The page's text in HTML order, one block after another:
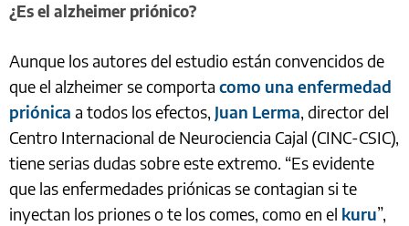
¿Es el alzheimer priónico?
Aunque los autores del estudio están convencidos de
que el alzheimer se comporta como una enfermedad
priónica a todos los efectos, Juan Lerma, director del
Centro Internacional de Neurociencia Cajal (CINC-CSIC),
tiene serias dudas sobre este extremo. “Es evidente
que las enfermedades priónicas se contagian si te
inyectan los priones o te los comes, como en el kuru”,